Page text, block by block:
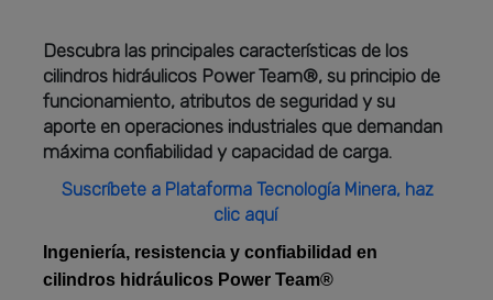
Descubra las principales características de los
cilindros hidráulicos Power Team®, su principio de
funcionamiento, atributos de seguridad y su
aporte en operaciones industriales que demandan
máxima confiabilidad y capacidad de carga.
Suscríbete a Plataforma Tecnología Minera, haz
clic aquí
Ingeniería, resistencia y confiabilidad en
cilindros hidráulicos Power Team®